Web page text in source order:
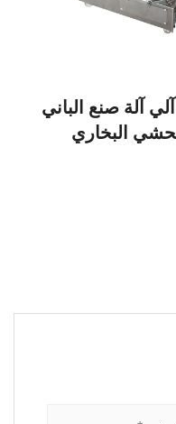
آلة صنع الباني
البخاري